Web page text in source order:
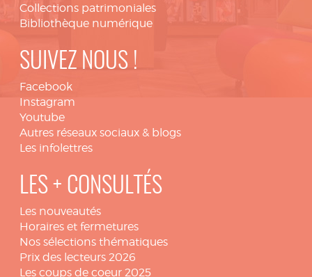
Collections patrimoniales
Bibliothèque numérique
SUIVEZ NOUS !
Facebook
Instagram
Youtube
Autres réseaux sociaux & blogs
Les infolettres
LES + CONSULTÉS
Les nouveautés
Horaires et fermetures
Nos sélections thématiques
Prix des lecteurs 2026
Les coups de coeur 2025